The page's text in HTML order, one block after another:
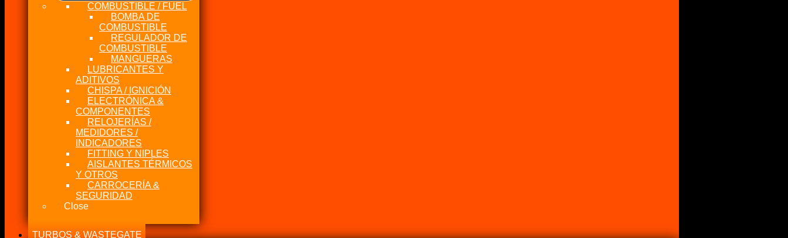
COMBUSTIBLE / FUEL
BOMBA DE
COMBUSTIBLE
REGULADOR DE
COMBUSTIBLE
MANGUERAS
LUBRICANTES Y
ADITIVOS
CHISPA / IGNICIÓN
ELECTRÓNICA &
COMPONENTES
RELOJERÍAS /
MEDIDORES /
INDICADORES
FITTING Y NIPLES
AISLANTES TÉRMICOS
Y OTROS
CARROCERÍA &
SEGURIDAD
Close
TURBOS & WASTEGATE